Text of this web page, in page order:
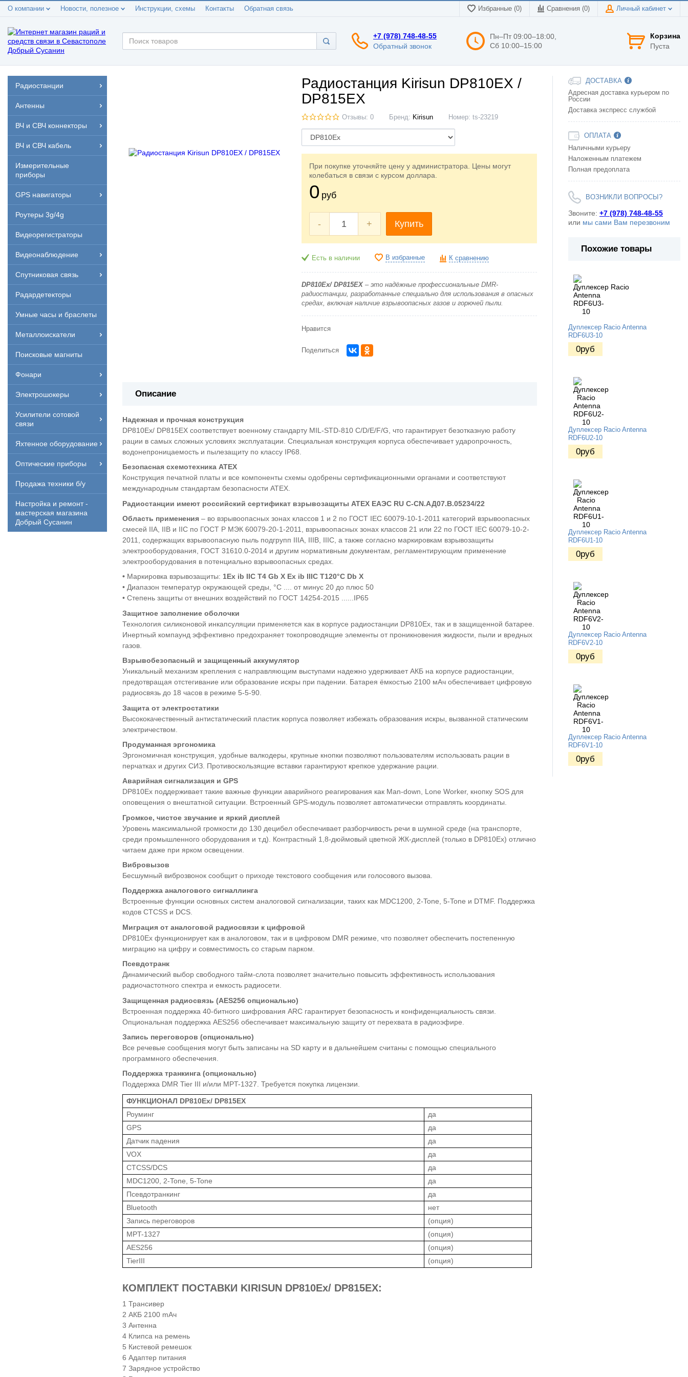
О компании Новости, полезное Инструкции, схемы Контакты Обратная связь Избранные (0) Сравнения (0) Личный кабинет
+7 (978) 748-48-55
Обратный звонок
Пн–Пт 09:00–18:00,
Сб 10:00–15:00
Корзина
Пуста
Радиостанции
Антенны
ВЧ и СВЧ коннекторы
ВЧ и СВЧ кабель
Измерительные
приборы
GPS навигаторы
Роутеры 3g/4g
Видеорегистраторы
Видеонаблюдение
Спутниковая связь
Радардетекторы
Умные часы и браслеты
Металлоискатели
Поисковые магниты
Фонари
Электрошокеры
Усилители сотовой
связи
Яхтенное оборудование
Оптические приборы
Продажа техники б/у
Настройка и ремонт -
мастерская магазина
Добрый Сусанин
Радиостанция Kirisun DP810EX /
DP815EX
Отзывы: 0 Бренд: Kirisun Номер: ts-23219
При покупке уточняйте цену у администратора. Цены могут
колебаться в связи с курсом доллара.
0 руб
- + Купить
Есть в наличии В избранные К сравнению
DP810Ex/ DP815EX – это надёжные профессиональные DMR-
радиостанции, разработанные специально для использования в опасных
средах, включая наличие взрывоопасных газов и горючей пыли.
Нравится
Поделиться
Описание
Надежная и прочная конструкция
DP810Ex/ DP815EX соответствует военному стандарту MIL-STD-810 C/D/E/F/G, что гарантирует безотказную работу
рации в самых сложных условиях эксплуатации. Специальная конструкция корпуса обеспечивает ударопрочность,
водонепроницаемость и пылезащиту по классу IP68.
Безопасная схемотехника ATEX
Конструкция печатной платы и все компоненты схемы одобрены сертификационными органами и соответствуют
международным стандартам безопасности ATEX.
Радиостанции имеют российский сертификат взрывозащиты ATEX ЕАЭС RU С-CN.АД07.В.05234/22
Область применения – во взрывоопасных зонах классов 1 и 2 по ГОСТ IEC 60079-10-1-2011 категорий взрывоопасных
смесей IIA, IIB и IIС по ГОСТ Р МЭК 60079-20-1-2011, взрывоопасных зонах классов 21 или 22 по ГОСТ IEC 60079-10-2-
2011, содержащих взрывоопасную пыль подгрупп IIIA, IIIB, IIIC, а также согласно маркировкам взрывозащиты
электрооборудования, ГОСТ 31610.0-2014 и другим нормативным документам, регламентирующим применение
электрооборудования в потенциально взрывоопасных средах.
• Маркировка взрывозащиты: 1Еx ib IIC T4 Gb Х Еx ib IIIC T120°С Db Х
• Диапазон температур окружающей среды, °C .... от минус 20 до плюс 50
• Степень защиты от внешних воздействий по ГОСТ 14254-2015 ......IP65
Защитное заполнение оболочки
Технология силиконовой инкапсуляции применяется как в корпусе радиостанции DP810Ex, так и в защищенной батарее.
Инертный компаунд эффективно предохраняет токопроводящие элементы от проникновения жидкости, пыли и вредных
газов.
Взрывобезопасный и защищенный аккумулятор
Уникальный механизм крепления с направляющим выступами надежно удерживает АКБ на корпусе радиостанции,
предотвращая отстегивание или образование искры при падении. Батарея ёмкостью 2100 мАч обеспечивает цифровую
радиосвязь до 18 часов в режиме 5-5-90.
Защита от электростатики
Высококачественный антистатический пластик корпуса позволяет избежать образования искры, вызванной статическим
электричеством.
Продуманная эргономика
Эргономичная конструкция, удобные валкодеры, крупные кнопки позволяют пользователям использовать рации в
перчатках и других СИЗ. Противоскользящие вставки гарантируют крепкое удержание рации.
Аварийная сигнализация и GPS
DP810Ex поддерживает такие важные функции аварийного реагирования как Man-down, Lone Worker, кнопку SOS для
оповещения о внештатной ситуации. Встроенный GPS-модуль позволяет автоматически отправлять координаты.
Громкое, чистое звучание и яркий дисплей
Уровень максимальной громкости до 130 децибел обеспечивает разборчивость речи в шумной среде (на транспорте,
среди промышленного оборудования и т.д). Контрастный 1,8-дюймовый цветной ЖК-дисплей (только в DP810Ex) отлично
читаем даже при ярком освещении.
Вибровызов
Бесшумный виброзвонок сообщит о приходе текстового сообщения или голосового вызова.
Поддержка аналогового сигналлинга
Встроенные функции основных систем аналоговой сигнализации, таких как MDC1200, 2-Tone, 5-Tone и DTMF. Поддержка
кодов CTCSS и DCS.
Миграция от аналоговой радиосвязи к цифровой
DP810Ex функционирует как в аналоговом, так и в цифровом DMR режиме, что позволяет обеспечить постепенную
миграцию на цифру и совместимость со старым парком.
Псевдотранк
Динамический выбор свободного тайм-слота позволяет значительно повысить эффективность использования
радиочастотного спектра и емкость радиосети.
Защищенная радиосвязь (AES256 опционально)
Встроенная поддержка 40-битного шифрования ARC гарантирует безопасность и конфиденциальность связи.
Опциональная поддержка AES256 обеспечивает максимальную защиту от перехвата в радиоэфире.
Запись переговоров (опционально)
Все речевые сообщения могут быть записаны на SD карту и в дальнейшем считаны с помощью специального
программного обеспечения.
Поддержка транкинга (опционально)
Поддержка DMR Tier III и/или MPT-1327. Требуется покупка лицензии.
ФУНКЦИОНАЛ DP810Ex/ DP815EX
Роуминг
да
GPS
да
Датчик падения
да
VOX
да
CTCSS/DCS
да
MDC1200, 2-Tone, 5-Tone
да
Псевдотранкинг
да
Bluetooth
нет
Запись переговоров
(опция)
MPT-1327
(опция)
AES256
(опция)
TierIII
(опция)
КОМПЛЕКТ ПОСТАВКИ KIRISUN DP810Ex/ DP815EX:
Трансивер
АКБ 2100 mAч
Антенна
Клипса на ремень
Кистевой ремешок
Адаптер питания
Зарядное устройство
ДОСТАВКА
Адресная доставка курьером по
России
Доставка экспресс службой
ОПЛАТА
Наличными курьеру
Наложенным платежем
Полная предоплата
ВОЗНИКЛИ ВОПРОСЫ?
Звоните: +7 (978) 748-48-55
или мы сами Вам перезвоним
Похожие товары
Дуплексер Racio Antenna
RDF6U3-10
0руб
Дуплексер Racio Antenna
RDF6U2-10
0руб
Дуплексер Racio Antenna
RDF6U1-10
0руб
Дуплексер Racio Antenna
RDF6V2-10
0руб
Дуплексер Racio Antenna
RDF6V1-10
0руб